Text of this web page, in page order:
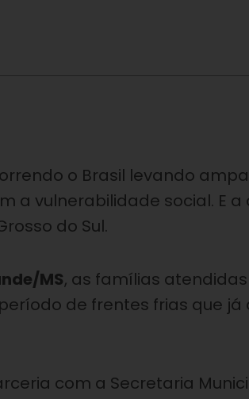
o Brasil levando
a vulnerabilidade social. E
do Sul.
MS, as famílias
de frentes frias que já
com a Secretaria